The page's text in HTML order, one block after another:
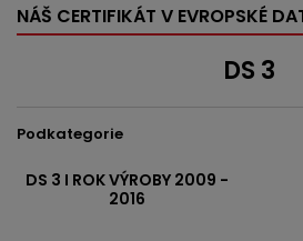
NÁŠ CERTIFIKÁT V EVROPSKÉ
DS 3
Podkategorie
DS 3 I ROK VÝROBY 2009 -
2016